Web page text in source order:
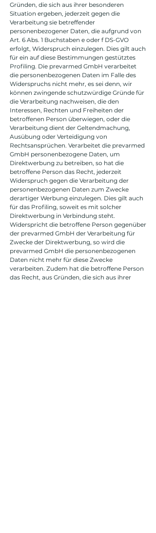
Gründen, die sich aus ihrer besonderen
Situation ergeben, jederzeit gegen die
Verarbeitung sie betreffender
personenbezogener Daten, die aufgrund von
Art. 6 Abs. 1 Buchstaben e oder f DS-GVO
erfolgt, Widerspruch einzulegen. Dies gilt auch
für ein auf diese Bestimmungen gestütztes
Profiling. Die prevarmed GmbH verarbeitet
die personenbezogenen Daten im Falle des
Widerspruchs nicht mehr, es sei denn, wir
können zwingende schutzwürdige Gründe für
die Verarbeitung nachweisen, die den
Interessen, Rechten und Freiheiten der
betroffenen Person überwiegen, oder die
Verarbeitung dient der Geltendmachung,
Ausübung oder Verteidigung von
Rechtsansprüchen. Verarbeitet die prevarmed
GmbH personenbezogene Daten, um
Direktwerbung zu betreiben, so hat die
betroffene Person das Recht, jederzeit
Widerspruch gegen die Verarbeitung der
personenbezogenen Daten zum Zwecke
derartiger Werbung einzulegen. Dies gilt auch
für das Profiling, soweit es mit solcher
Direktwerbung in Verbindung steht.
Widerspricht die betroffene Person gegenüber
der prevarmed GmbH der Verarbeitung für
Zwecke der Direktwerbung, so wird die
prevarmed GmbH die personenbezogenen
Daten nicht mehr für diese Zwecke
verarbeiten. Zudem hat die betroffene Person
das Recht, aus Gründen, die sich aus ihrer